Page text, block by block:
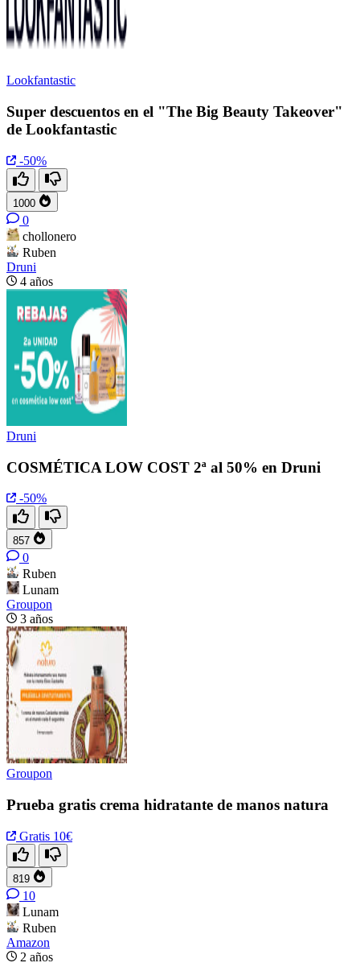
Lookfantastic
Super descuentos en el "The Big Beauty Takeover"
de Lookfantastic
-50%
1000
0
chollonero
Ruben
Druni
4 años
Druni
COSMÉTICA LOW COST 2ª al 50% en Druni
-50%
857
0
Ruben
Lunam
Groupon
3 años
Groupon
Prueba gratis crema hidratante de manos natura
Gratis 10€
819
10
Lunam
Ruben
Amazon
2 años